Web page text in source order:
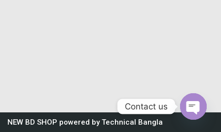
NEW BD SHOP powered byTechnical Bangla
Contact us